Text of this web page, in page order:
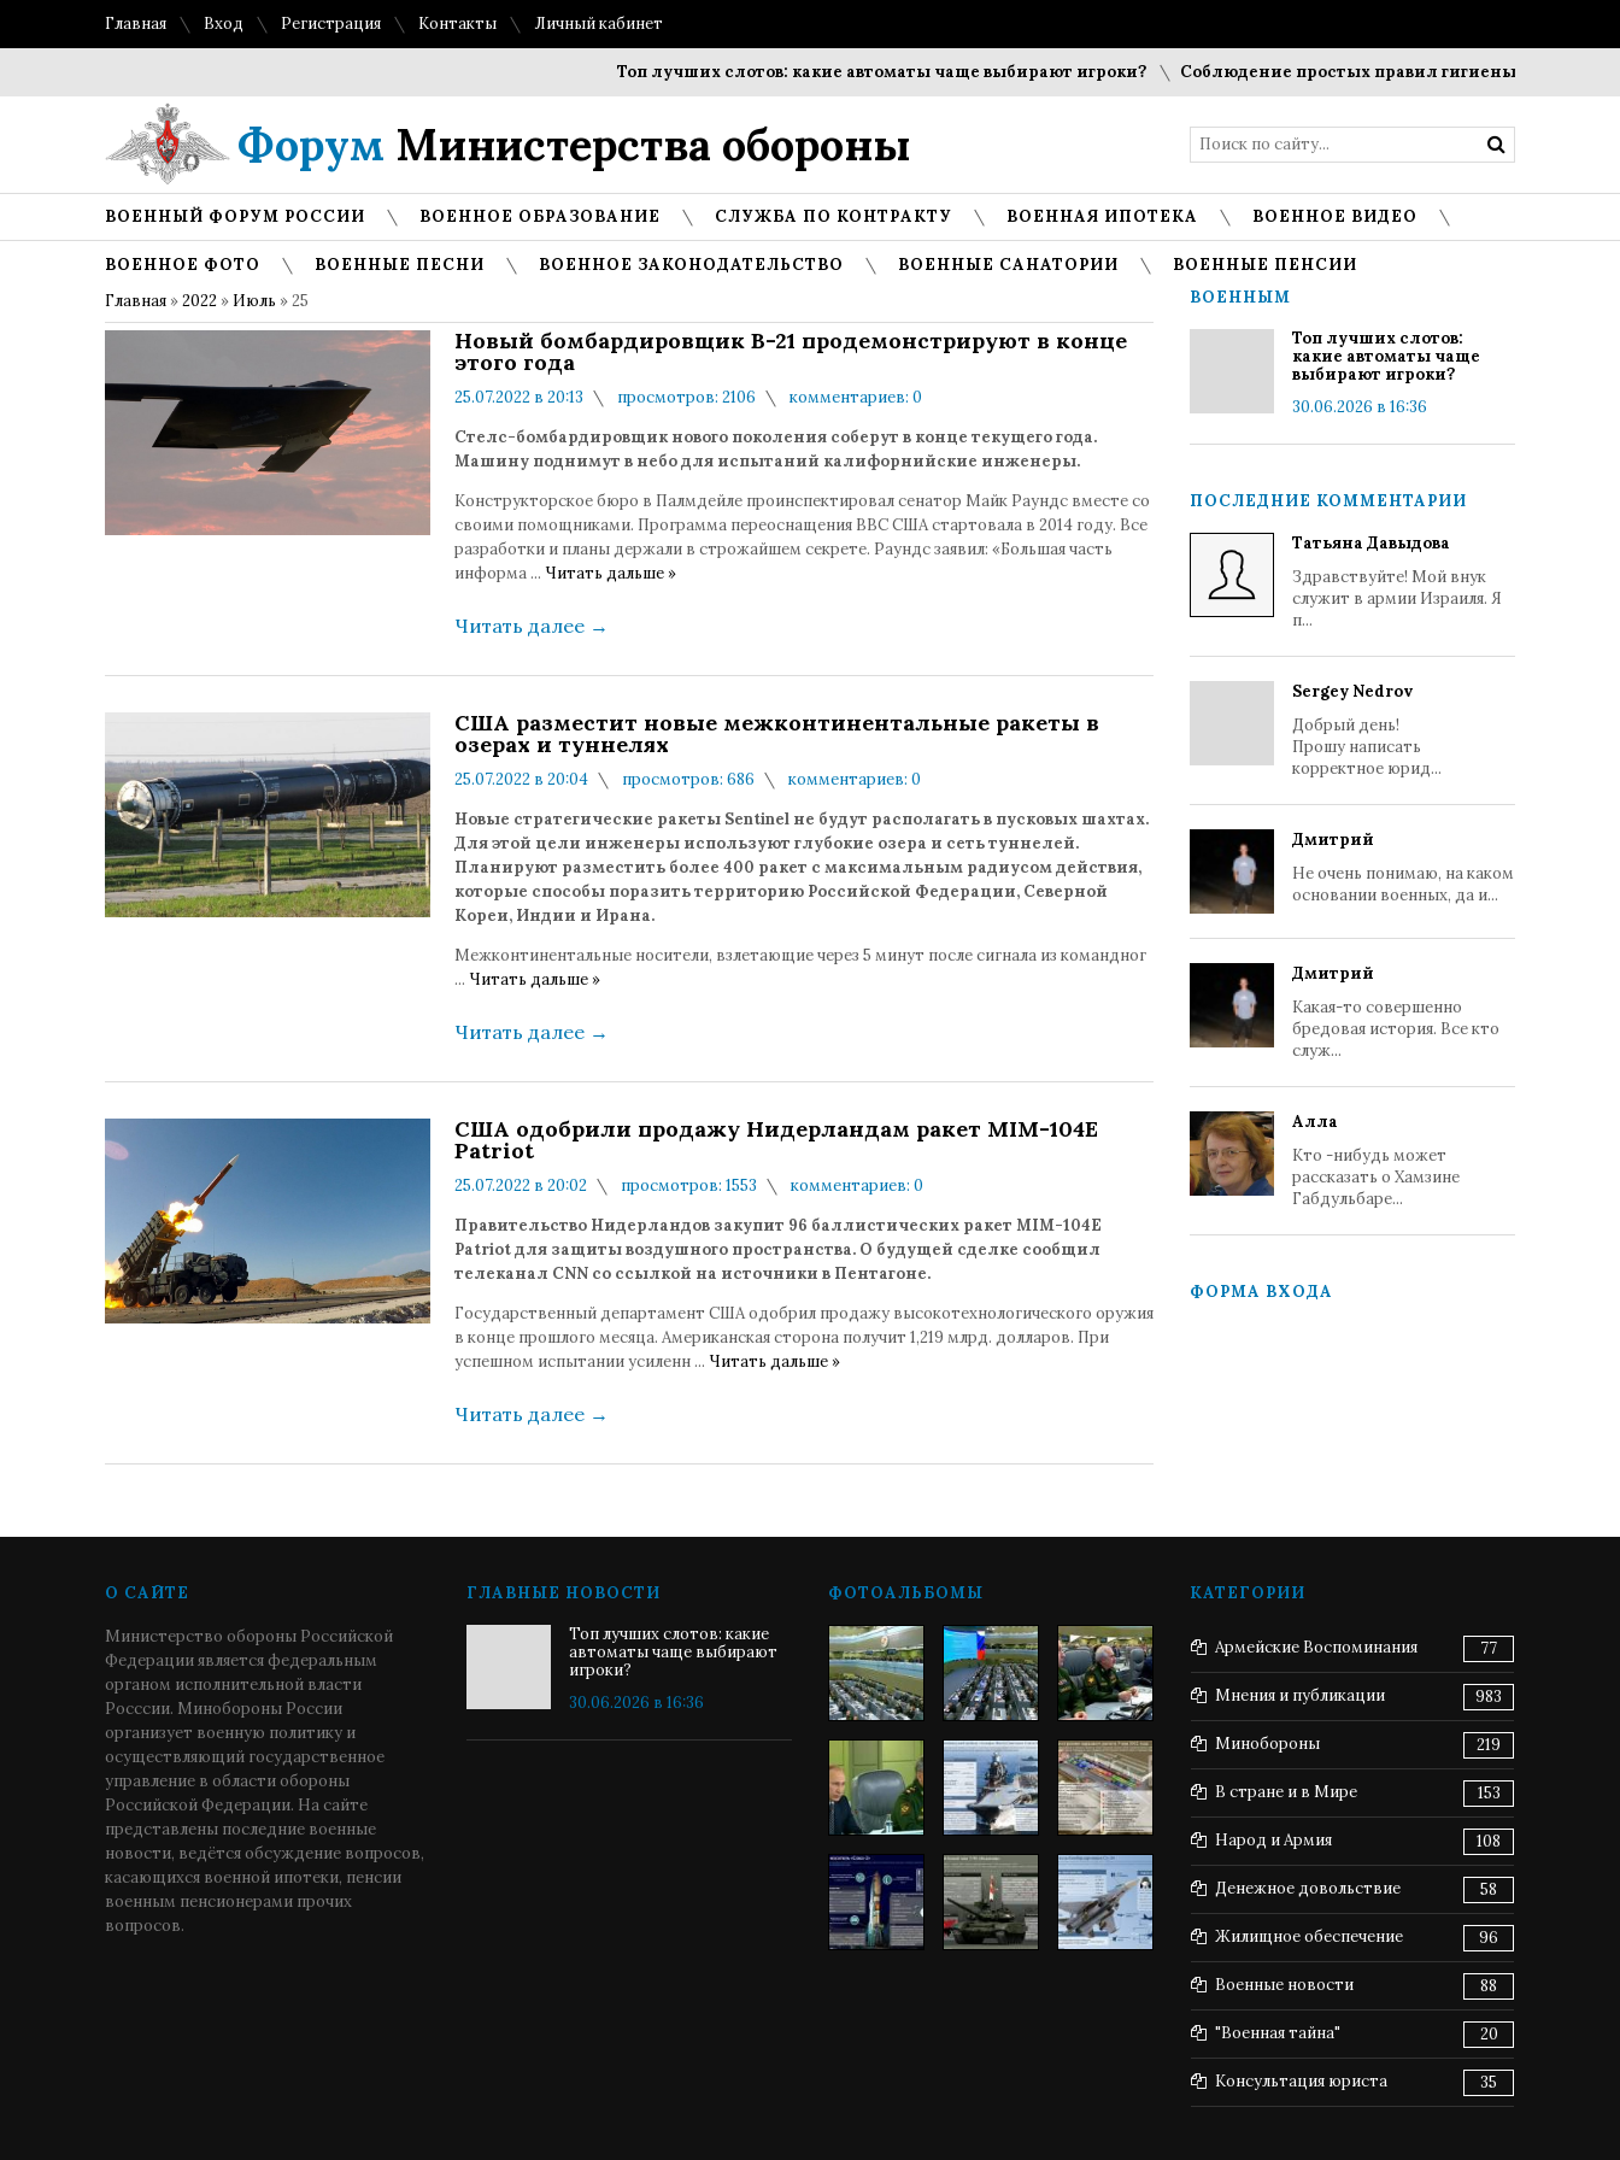
Главная Вход Регистрация Контакты Личный кабинет
Топ лучших слотов: какие автоматы чаще выбирают игроки? Соблюдение простых правил гигиены помогает
Форум Министерства обороны
ВОЕННЫЙ ФОРУМ РОССИИ ВОЕННОЕ ОБРАЗОВАНИЕ СЛУЖБА ПО КОНТРАКТУ ВОЕННАЯ ИПОТЕКА ВОЕННОЕ ВИДЕО
ВОЕННОЕ ФОТО ВОЕННЫЕ ПЕСНИ ВОЕННОЕ ЗАКОНОДАТЕЛЬСТВО ВОЕННЫЕ САНАТОРИИ
ВОЕННЫЕ ПЕНСИИ
Главная »2022 » Июль »25
Новый бомбардировщик B-21 продемонстрируют в конце
этого года
25.07.2022 в 20:13 просмотров: 2106
комментариев: 0
Стелс-бомбардировщик нового поколения соберут в конце текущего года.
Машину поднимут в небо для испытаний калифорнийские инженеры.
Конструкторское бюро в Палмдейле проинспектировал сенатор Майк Раундс вместе со
своими помощниками. Программа переоснащения ВВС США стартовала в 2014 году. Все
разработки и планы держали в строжайшем секрете. Раундс заявил: «Большая часть
информа ... Читать дальше »
Читать далее →
США разместит новые межконтинентальные ракеты в
озерах и туннелях
25.07.2022 в 20:04 просмотров: 686
комментариев: 0
Новые стратегические ракеты Sentinel не будут располагать в пусковых шахтах.
Для этой цели инженеры используют глубокие озера и сеть туннелей.
Планируют разместить более 400 ракет с максимальным радиусом действия,
которые способы поразить территорию Российской Федерации, Северной
Кореи, Индии и Ирана.
Межконтинентальные носители, взлетающие через 5 минут после сигнала из командног
... Читать дальше »
Читать далее →
США одобрили продажу Нидерландам ракет MIM-104E
Patriot
25.07.2022 в 20:02 просмотров: 1553
комментариев: 0
Правительство Нидерландов закупит 96 баллистических ракет MIM-104E
Patriot для защиты воздушного пространства. О будущей сделке сообщил
телеканал CNN со ссылкой на источники в Пентагоне.
Государственный департамент США одобрил продажу высокотехнологического оружия
в конце прошлого месяца. Американская сторона получит 1,219 млрд. долларов. При
успешном испытании усиленн ... Читать дальше »
Читать далее →
ВОЕННЫМ
Топ лучших слотов:
какие автоматы чаще
выбирают игроки?
30.06.2026 в 16:36
ПОСЛЕДНИЕ КОММЕНТАРИИ
Татьяна Давыдова
Здравствуйте! Мой внук
служит в армии Израиля. Я
п...
Sergey Nedrov
Добрый день!
Прошу написать
корректное юрид...
Дмитрий
Не очень понимаю, на каком
основании военных, да и...
Дмитрий
Какая-то совершенно
бредовая история. Все кто
служ...
Алла
Кто -нибудь может
рассказать о Хамзине
Габдульбаре...
ФОРМА ВХОДА
О САЙТЕ
Министерство обороны Российской
Федерации является федеральным
органом исполнительной власти
Росссии. Минобороны России
организует военную политику и
осуществляющий государственное
управление в области обороны
Российской Федерации. На сайте
представлены последние военные
новости, ведётся обсуждение вопросов,
касающихся военной ипотеки, пенсии
военным пенсионерами прочих
вопросов.
ГЛАВНЫЕ НОВОСТИ
Топ лучших слотов: какие
автоматы чаще выбирают
игроки?
30.06.2026 в 16:36
ФОТОАЛЬБОМЫ КАТЕГОРИИ
Армейские Воспоминания 77
Мнения и публикации 983
Минобороны 219
В стране и в Мире 153
Народ и Армия 108
Денежное довольствие 58
Жилищное обеспечение 96
Военные новости 88
"Военная тайна" 20
Консультация юриста 35